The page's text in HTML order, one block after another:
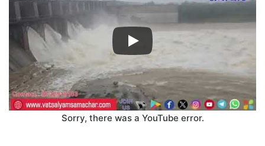
Sorry, there was a YouTube error.